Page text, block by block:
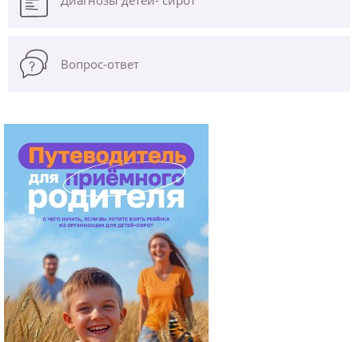
Вопрос-ответ